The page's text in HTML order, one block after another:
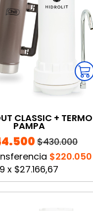
CLASSIC + TERMO
PAMPA
$430.000
$220.050
9 x $27.166,67